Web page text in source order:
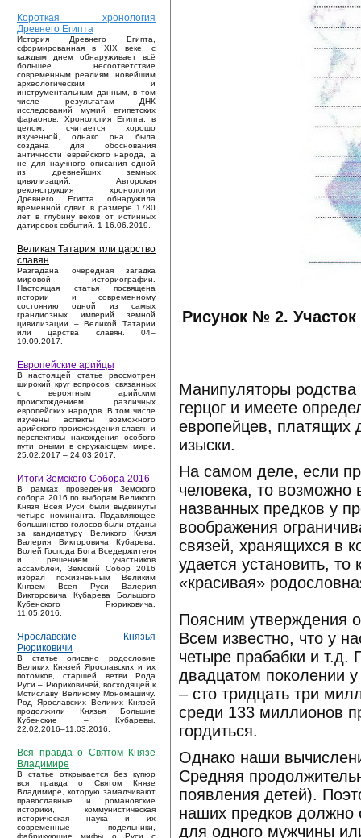
Короткая хронология
Древнего Египта
История Древнего Египта,
сформированная в XIX веке, с
каждым днем обнаруживает всё
большее несоответствие
современным реалиям, новейшим
археологическим и
инструментальным данным, в том
числе результатам ДНК
исследований мумий египетских
фараонов. Хронология Египта, в
целом, считается хорошо
изученной, однако она была
создана для обоснования
античности еврейского народа, а
не для научного описания одной
из древнейших земных
цивилизаций. Авторская
реконструкция хронологии
Древнего Египта обнаружила
временной сдвиг в размере 1780
лет в глубину веков от истинных
датировок событий. 1-16.06.2019.
Великая Татария или царство
славян
Разгадана очередная загадка
мировой историографии.
Настоящая статья посвящена
истории и современному
состоянию одной из самых
грандиозных империй земной
цивилизации – Великой Татарии
или царства славян. 04–
19.09.2017.
Европейские арийцы
В настоящей статье рассмотрен
широкий круг вопросов, связанных
с вероятным арийским
происхождением различных
европейских народов. В том числе
изучены аспекты возможного
арийского происхождения славян и
перспективы нахождения особого
пути оными в окружающем мире.
25.02.2017 – 24.03.2017.
Итоги Земского Собора 2016
В рамках проведения Земского
собора 2016 по выборам Великого
Князя Всея Руси были выдвинуты
четыре номинанта. Подавляющее
большинство голосов были отданы
за кандидатуру Великого Князя
Валерия Викторовича Кубарева.
Волей Господа Бога Вседержителя
и решением участников
ассамблеи, Земский Собор 2016
избрал пожизненным Великим
Князем Всея Руси Валерия
Викторовича Кубарева Большого
Кубенского Рюриковича.
11.05.2016.
Ярославские Князья
Рюриковичи
В статье описано родословие
Великих Князей Ярославских и их
потомков, старшей ветви Рода
Руси – Рюриковичей, восходящей к
Мстиславу Великому Мономашичу.
Род Ярославских Великих Князей
продолжили Князья Большие
Кубенские – Кубаревы.
22.02.2016–11.03.2016.
Вся правда о Святом Князе
Владимире
В статье открывается без купюр
вся правда о Святом Князе
Владимире, которую замалчивают
православные и романовские
историки, коммунистическая
историческая наука и их
современные подельники,
фабрикующие мифы о Руси с
Рисунок № 2.
Манипуляторы родства
герцог и имеете
европейцев, платящих
изыски.
На самом деле, если
человека, то
названных предков у
воображения
связей, хранящихся в
удается установить,
«красивая»
Поясним утверждения
Всем известно, что у
четыре прабабки и
двадцатом поколении
– сто тридцать три
среди 133 миллионов
гордиться.
Однако наши
Средняя
появления детей).
наших предков должно
для одного мужчины